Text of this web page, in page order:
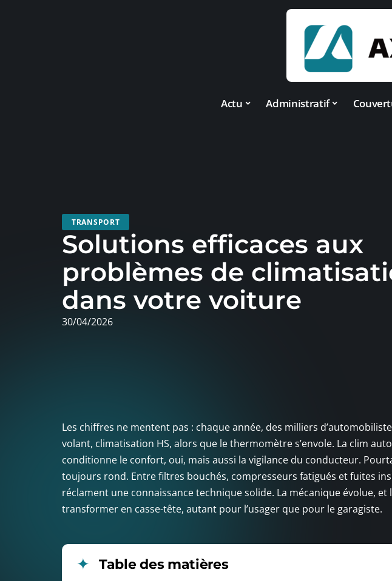
Actu Administratif
TRANSPORT
Solutions efficaces aux
problèmes de
dans votre voiture
30/04/2026
Les chiffres ne mentent pas : chaque année, des milliers
volant, climatisation HS, alors que le thermomètre s’envole. La clim
conditionne le confort, oui, mais aussi la vigilance du conducteur.
toujours rond. Entre filtres bouchés, compresseurs fatigués et fuites
réclament une connaissance technique solide. La mécanique évolue,
transformer en casse-tête, autant pour l’usager que pour le garagiste.
Table des matières